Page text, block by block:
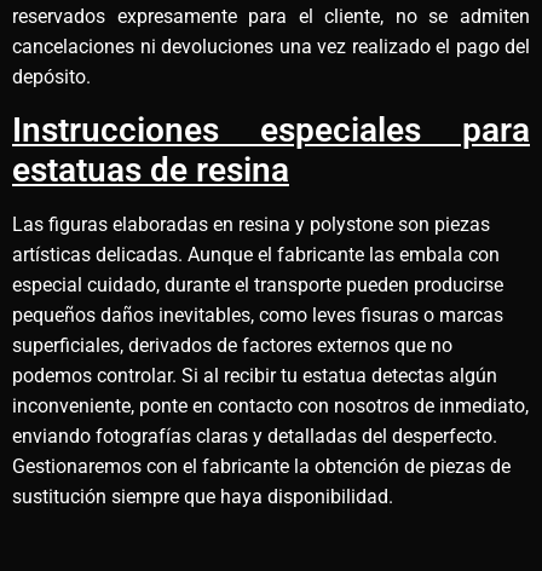
reservados expresamente para el cliente, no se admiten
cancelaciones ni devoluciones una vez realizado el pago del
depósito.
Instrucciones especiales para
estatuas de resina
Las figuras elaboradas en resina y polystone son piezas
artísticas delicadas. Aunque el fabricante las embala con
especial cuidado, durante el transporte pueden producirse
pequeños daños inevitables, como leves fisuras o marcas
superficiales, derivados de factores externos que no
podemos controlar. Si al recibir tu estatua detectas algún
inconveniente, ponte en contacto con nosotros de inmediato,
enviando fotografías claras y detalladas del desperfecto.
Gestionaremos con el fabricante la obtención de piezas de
sustitución siempre que haya disponibilidad.